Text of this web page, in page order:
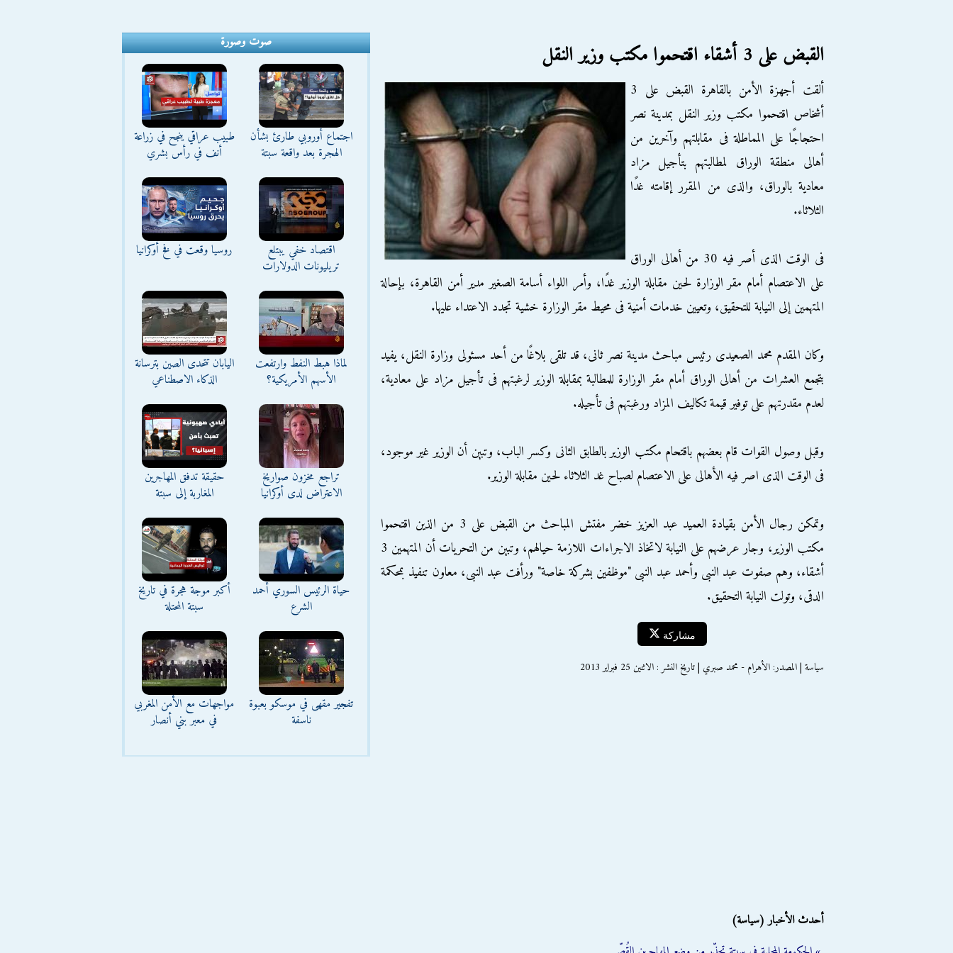
القبض على 3 أشقاء اقتحموا مكتب وزير النقل
ألقت أجهزة الأمن بالقاهرة القبض على 3
أشخاص اقتحموا مكتب وزير النقل بمدينة نصر
احتجاجًا على المماطلة فى مقابلتهم وآخرين من
أهالى منطقة الوراق لمطالبتهم بتأجيل مزاد
معادية بالوراق، والذى من المقرر إقامته غدًا
الثلاثاء.
فى الوقت الذى أصر فيه 30 من أهالى الوراق
على الاعتصام أمام مقر الوزارة لحين مقابلة الوزير غدًا، وأمر اللواء أسامة الصغير مدير أمن القاهرة، بإحالة
المتهمين إلى النيابة للتحقيق، وتعيين خدمات أمنية فى محيط مقر الوزارة خشية تجدد الاعتداء عليها.
وكان المقدم محمد الصعيدى رئيس مباحث مدينة نصر ثانى، قد تلقى بلاغًا من أحد مسئولى وزارة النقل، يفيد
بتجمع العشرات من أهالى الوراق أمام مقر الوزارة للمطالبة بمقابلة الوزير لرغبتهم فى تأجيل مزاد على معادية،
لعدم مقدرتهم على توفير قيمة تكاليف المزاد ورغبتهم فى تأجيله.
وقبل وصول القوات قام بعضهم باقتحام مكتب الوزير بالطابق الثانى وكسر الباب، وتبين أن الوزير غير موجود،
فى الوقت الذى اصر فيه الأهالى على الاعتصام لصباح غد الثلاثاء لحين مقابلة الوزير.
وتمكن رجال الأمن بقيادة العميد عبد العزيز خضر مفتش المباحث من القبض على 3 من الذين اقتحموا
مكتب الوزير، وجار عرضهم على النيابة لاتخاذ الاجراءات اللازمة حيالهم، وتبين من التحريات أن المتهمين 3
أشقاء، وهم صفوت عبد النبى وأحمد عبد النبى "موظفين بشركة خاصة" ورأفت عبد النبى، معاون تنفيذ بمحكمة
الدقى، وتولت النيابة التحقيق.
مشاركة
سياسة | المصدر: الأهرام - محمد صبري | تاريخ النشر : الاثنين 25 فبراير 2013
أحدث الأخبار (سياسة)
صوت وصورة
اجتماع أوروبي طارئ بشأن
الهجرة بعد واقعة سبتة
طبيب عراقي ينجح في زراعة
أنف في رأس بشري
اقتصاد خفي يبتلع
تريليونات الدولارات
روسيا وقعت في فخ أوكرانيا
لماذا هبط النفط وارتفعت
الأسهم الأمريكية؟
اليابان تتحدى الصين بترسانة
الذكاء الاصطناعي
تراجع مخزون صواريخ
الاعتراض لدى أوكرانيا
حقيقة تدفق المهاجرين
المغاربة إلى سبتة
حياة الرئيس السوري أحمد
الشرع
أكبر موجة هجرة في تاريخ
سبتة المحتلة
تفجير مقهى في موسكو بعبوة
ناسفة
مواجهات مع الأمن المغربي
في معبر بني أنصار